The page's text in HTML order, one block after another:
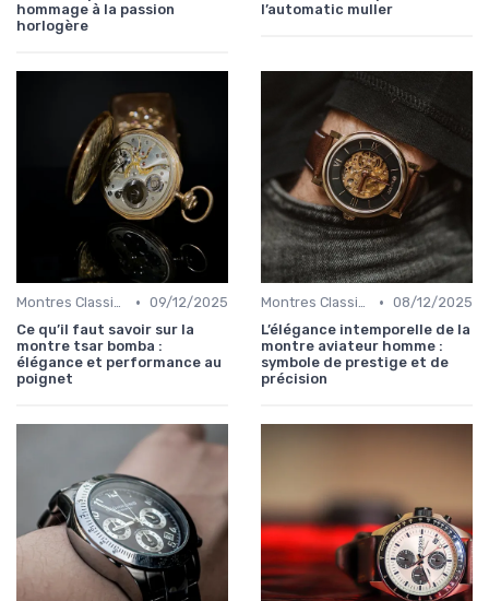
hommage à la passion
horlogère
l’automatic muller
Montres Classiques • 09/12/2025
Ce qu’il faut savoir sur la
montre tsar bomba :
élégance et performance au
poignet
Montres Classiques • 08/12/2025
L’élégance intemporelle de la
montre aviateur homme :
symbole de prestige et de
précision